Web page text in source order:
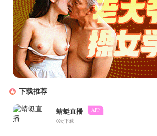
共55条 上页 1 2 3 4 5 ...